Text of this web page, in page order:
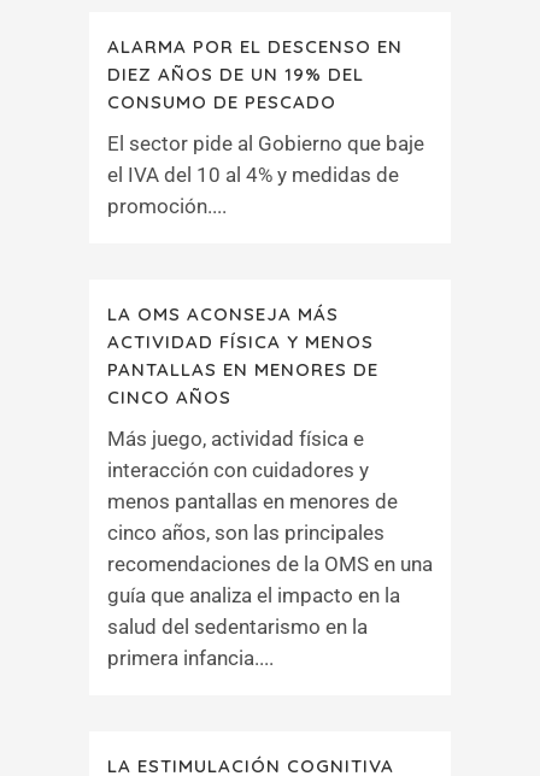
ALARMA POR EL DESCENSO EN
DIEZ AÑOS DE UN 19% DEL
CONSUMO DE PESCADO
El sector pide al Gobierno que baje
el IVA del 10 al 4% y medidas de
promoción....
LA OMS ACONSEJA MÁS
ACTIVIDAD FÍSICA Y MENOS
PANTALLAS EN MENORES DE
CINCO AÑOS
Más juego, actividad física e
interacción con cuidadores y
menos pantallas en menores de
cinco años, son las principales
recomendaciones de la OMS en una
guía que analiza el impacto en la
salud del sedentarismo en la
primera infancia....
LA ESTIMULACIÓN COGNITIVA